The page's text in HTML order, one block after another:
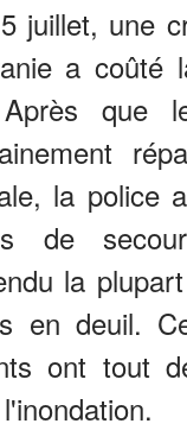
juillet, une
a coûté
Après que
la police
de
la
en deuil.
ont tout